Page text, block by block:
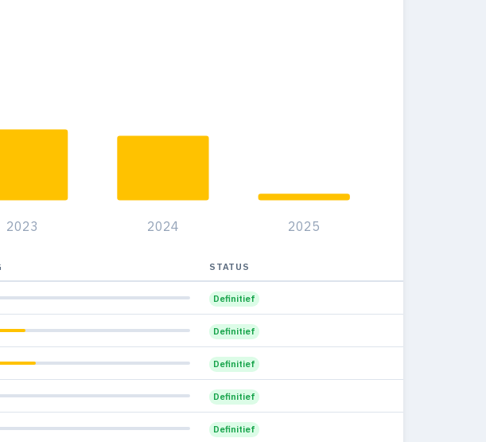
2023 2024 2025
STATUS
Definitief
Definitief
Definitief
Definitief
Definitief